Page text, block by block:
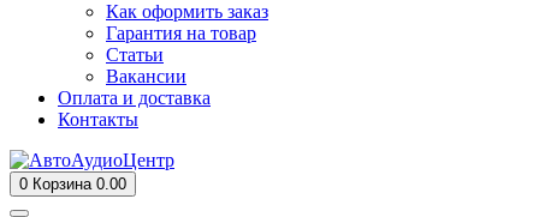
Как оформить заказ
Гарантия на товар
Статьи
Вакансии
Оплата и доставка
Контакты
0 Корзина 0.00